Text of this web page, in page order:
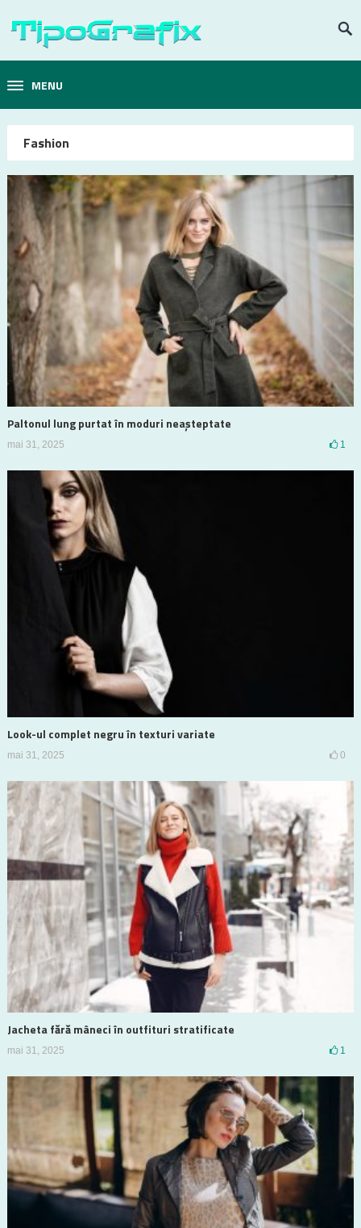
MENU
Fashion
Paltonul lung purtat în moduri neașteptate
mai 31, 2025 1
Look-ul complet negru în texturi variate
mai 31, 2025 0
Jacheta fără mâneci în outfituri stratificate
mai 31, 2025 1